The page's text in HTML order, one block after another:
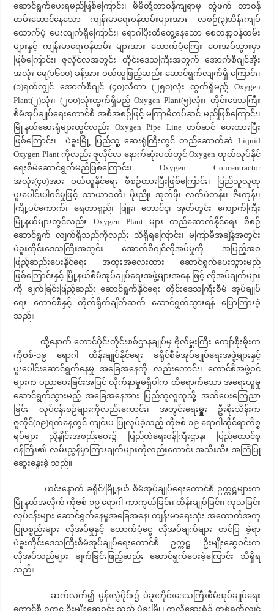
ဆောင်ရွက်ပေးရမည်ဖြစ်ကြောင်း၊ မိမိတို့တာဝန်ကျရာမှ တွဲဖက် တာဝန်
ထမ်းဆောင်နေသော ကျန်းမာရေးဝန်ထမ်းများအား လစဉ်(၃)သိန်းကျပ်
ထောက်ပံ့ ပေးလျက်ရှိကြောင်း၊ ရောဂါပိုးထိတွေ့နေသော စေတနာ့ဝန်ထမ်း
များနှင့် ကျန်းမာရေးဝန်ထမ်း များအား ထောက်ပံ့ကြေး ပေးအပ်သွားမှာ
ဖြစ်ကြောင်း၊ ဇူလိုင်လအတွင်း တိုင်းဒေသကြီးအတွက် အောက်စီဂျင်အိုး
အလုံး ရေ(၁၆၀၀) ခန့်အား ဝယ်ယူဖြည့်ဆည်း ဆောင်ရွက်လျက်ရှိ ကြောင်း၊
(၁)ရက်လျှင် အောက်စီဂျင် (၄၀)လီတာ (၂၅၀)လုံး ထွက်ရှိမည့် Oxygen
Plant(၂)လုံး၊ (၂၀၀)လုံးထွက်ရှိမည့် Oxygen Plant(၅)လုံး၊ တိုင်းဒေသကြီး
စီမံအုပ်ချုပ်ရေးကောင်စီ အစီအစဉ်ဖြင့် မကြာမီတပ်ဆင် မည်ဖြစ်ကြောင်း၊
မြို့နယ်ဆေးရုံများတွင်လည်း Oxygen Pipe Line တပ်ဆင် ပေးထားပြီး
ဖြစ်ကြောင်း၊ ပဲခူးမြို့ ပြည်သူ့ ဆေးရုံကြီးတွင် တည်ဆောက်ဆဲ Liquid
Oxygen Plant ကိုလည်း ဇူလိုင်လ နောက်ဆုံးပတ်တွင် Oxygen ထုတ်လုပ်နိုင်
ရေးစီမံဆောင်ရွက်မည်ဖြစ်ကြောင်း၊ Oxygen Concentractor
အလုံး(၄၀)အား ဝယ်ယူနိုင်ရေး စီစဉ်ထားပြီးဖြစ်ကြောင်း၊ ပြည်သူလူထု
ပူးပေါင်းပါဝင်မှုဖြင့် သာယာဝတီ၊ မိုးညို၊ အုတ်ဖို၊ လက်ပံတန်း၊ ဇီးကုန်း၊
ကြို့ပင်ကောက်၊ ရေတာရှည်၊ ဖြူး၊ တောင်ငူ၊ အုတ်တွင်း ကျောက်ကြီး
မြို့နယ်များတွင်လည်း Oxygen Plant များ တည်ဆောက်နိုင်ရေး စီစဉ်
ဆောင်ရွက် လျက်ရှိသည်ကိုလည်း သိရှိရကြောင်း၊ မကြာမီအချိန်အတွင်း
ပဲခူးတိုင်းဒေသကြီးအတွင်း အောက်စီဂျင်လိုအပ်မှုကို အပြည့်အဝ
ဖြည့်ဆည်းပေးနိုင်ရေး အထူးအလေးထား ဆောင်ရွက်ပေးသွားမည်
ဖြစ်ကြောင်းနှင့် မြို့နယ်စီမံအုပ်ချုပ်ရေးအဖွဲ့များအနေ ဖြင့် လိုအပ်ချက်များ
ကို ချက်ခြင်းဖြည့်ဆည်း ဆောင်ရွက်နိုင်ရေး တိုင်းဒေသကြီးစီမံ အုပ်ချုပ်
ရေး ကောင်စီနှင့် တိုက်ရိုက်ချိတ်ဆက် ဆောင်ရွက်သွားရန် ပြောကြားခဲ့
သည်။
ထို့နောက် တောင်ပိုင်းတိုင်းစစ်ဌာနချုပ်မှ ဗိုလ်မှူးကြီး ကျော်စိုးမိုးက
ကိုဗစ်-၁၉ ရောဂါ ထိန်းချုပ်နိုင်ရေး ခရိုင်စီမံအုပ်ချုပ်ရေးအဖွဲ့များနှင့်
ပူးပေါင်းဆောင်ရွက်နေမှု အခြေအနေကို လည်းကောင်း၊ ကောင်စီအဖွဲ့ဝင်
များက ပညာပေးခြင်းအပြင် လိုက်နာမှုမရှိပါက ထိရောက်သော အရေးယူမှု
ဆောင်ရွက်သွားမည့် အခြေအနေအား ပြည်သူလူထုသို့ အသိပေးကြေညာ
ခြင်း လုပ်ငန်းစဉ်များကိုလည်းကောင်း၊ အတွင်းရေးမှူး ဦးစိုးသိန်းက
ဇူလိုင်(၁၉)ရက်နေ့တွင် ကျင်းပ ပြုလုပ်ခဲ့သည့် ကိုဗစ်-၁၉ ရောဂါဆိုင်ရာကိစ္စ
ရပ်များ ညှိနှိုင်းအစည်းဝေး၌ ပြည်ထဲရေးဝန်ကြီးဌာန၊ ပြည်ထောင်စု
ဝန်ကြီး၏ လမ်းညွှန်မှာကြားချက်များကိုလည်းကောင်း အသီးသီး အကြံပြု
ဆွေးနွေးခဲ့ သည်။
ယင်းနောက် ခရိုင်/မြို့နယ် စီမံအုပ်ချုပ်ရေးကောင်စီ ဥက္ကဋ္ဌများက
မြို့နယ်အလိုက် ကိုဗစ်-၁၉ ရောဂါ ကာကွယ်ခြင်း၊ ထိန်းချုပ်ခြင်း၊ ကုသခြင်း
လုပ်ငန်းများ ဆောင်ရွက်နေမှုအခြေအနေ၊ ကျန်းမာရေးသုံး အထောက်အကူ
ပြုပစ္စည်းများ လိုအပ်မှုနှင့် ထောက်ပံ့ငွေ လိုအပ်ချက်များ တင်ပြ ခဲ့ရာ
ပဲခူးတိုင်းဒေသကြီးစီမံအုပ်ချုပ်ရေးကောင်စီ ဥက္ကဋ္ဌ ဦးမျိုးဆွေဝင်းက
လိုအပ်သည်များ ချက်ခြင်းဖြည့်ဆည်း ဆောင်ရွက်ပေးခဲ့ကြောင်း သိရှိရ
သည်။
ဆက်လက်၍ မွန်းလွဲပိုင်း၌ ပဲခူးတိုင်းဒေသကြီးစီမံအုပ်ချုပ်ရေး
ကောင်စီ ဥက္ကဋ္ဌ ဦးမျိုးဆွေဝင်း သည် ပဲခူးမြို့၊ ကလိဆေးရုံ၌ တစ်ရက်လျှင်